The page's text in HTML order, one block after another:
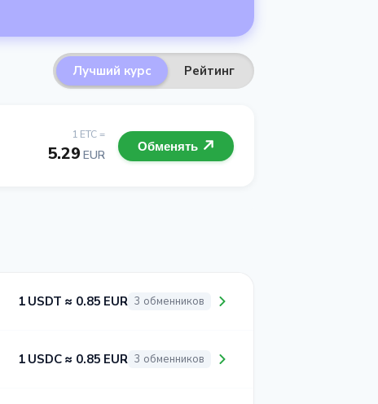
Лучший курс Рейтинг
1 ETC =
5.29 EUR
Обменять
1 USDT ≈ 0.85 EUR 3 обменников
1 USDC ≈ 0.85 EUR 3 обменников